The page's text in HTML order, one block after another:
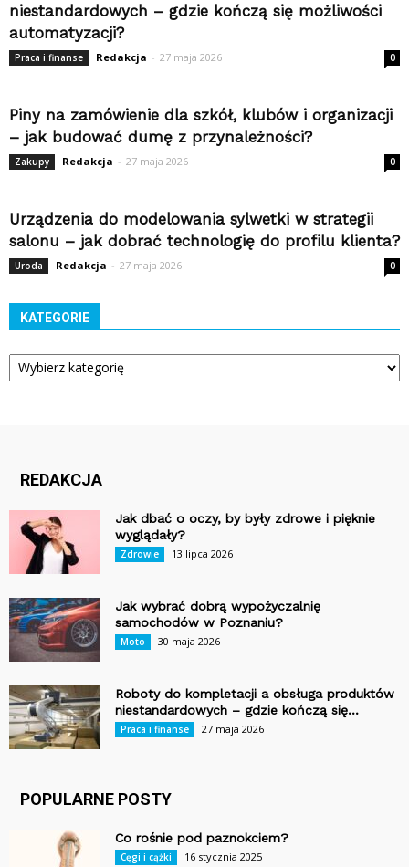
niestandardowych – gdzie kończą się możliwości
automatyzacji?
Praca i finanse Redakcja - 27 maja 2026 0
Piny na zamówienie dla szkół, klubów i organizacji
– jak budować dumę z przynależności?
Zakupy Redakcja - 27 maja 2026 0
Urządzenia do modelowania sylwetki w strategii
salonu – jak dobrać technologię do profilu klienta?
Uroda Redakcja - 27 maja 2026 0
KATEGORIE
Kategorie
REDAKCJA
Jak dbać o oczy, by były zdrowe i pięknie
wyglądały?
Zdrowie 13 lipca 2026
Jak wybrać dobrą wypożyczalnię
samochodów w Poznaniu?
Moto 30 maja 2026
Roboty do kompletacji a obsługa produktów
niestandardowych – gdzie kończą się...
Praca i finanse 27 maja 2026
POPULARNE POSTY
Co rośnie pod paznokciem?
Cęgi i cążki 16 stycznia 2025